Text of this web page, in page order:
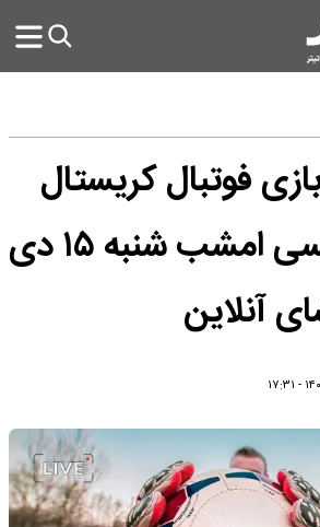
فوتبال کریستال
پالاس و چلسی امشب شنبه ۱۵ دی